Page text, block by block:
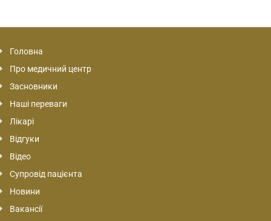
Головна
Про медичний центр
Засновники
Наші переваги
Лікарі
Відгуки
Відео
Супровід пацієнта
Новини
Вакансії